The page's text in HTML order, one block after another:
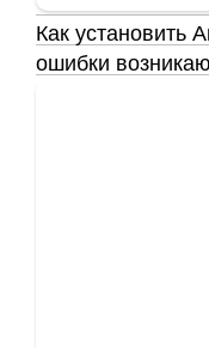
Как установить
ошибки